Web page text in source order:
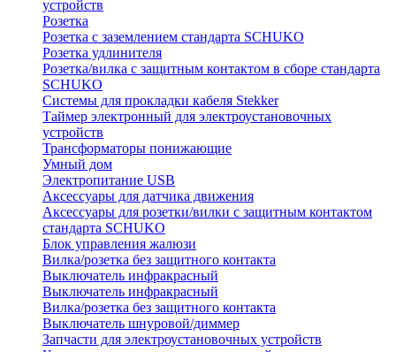
устройств
Розетка
Розетка с заземлением стандарта SCHUKO
Розетка удлинителя
Розетка/вилка с защитным контактом в сборе стандарта
SCHUKO
Системы для прокладки кабеля Stekker
Таймер электронный для электроустановочных
устройств
Трансформаторы понижающие
Умный дом
Электропитание USB
Аксессуары для датчика движения
Аксессуары для розетки/вилки с защитным контактом
стандарта SCHUKO
Блок управления жалюзи
Вилка/розетка без защитного контакта
Выключатель инфракрасный
Выключатель инфракрасный
Вилка/розетка без защитного контакта
Выключатель шнуровой/диммер
Запчасти для электроустановочных устройств